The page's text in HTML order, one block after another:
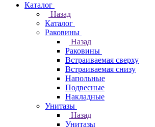
Каталог
Назад
Каталог
Раковины
Назад
Раковины
Встраиваемая сверху
Встраиваемая снизу
Напольные
Подвесные
Накладные
Унитазы
Назад
Унитазы